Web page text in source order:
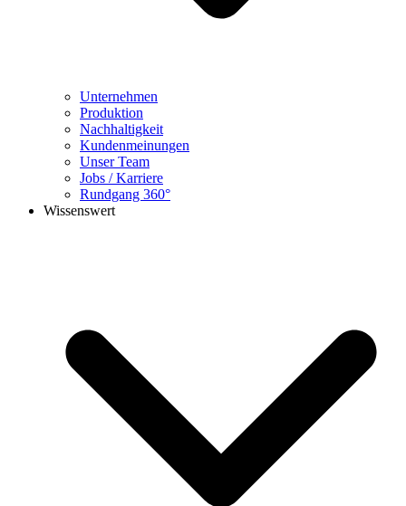
Unternehmen
Produktion
Nachhaltigkeit
Kundenmeinungen
Unser Team
Jobs / Karriere
Rundgang 360°
Wissenswert